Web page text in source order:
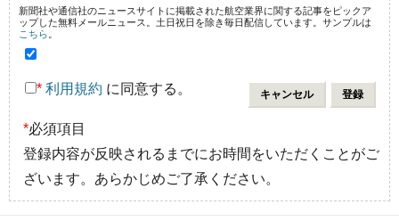
新聞社や通信社のニュースサイトに掲載された航空業界に関する記事をピックア
ップした無料メールニュース。土日祝日を除き毎日配信しています。サンプルは
こちら
* 利用規約 に同意する。
*必須項目
登録内容が反映されるまでにお時間をいただくことがご
ざいます。あらかじめご了承ください。